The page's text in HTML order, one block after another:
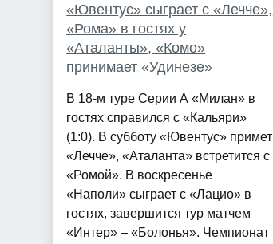
«Ювентус» сыграет с «Лечче»,
«Рома» в гостях у
«Аталанты», «Комо»
принимает «Удинезе»
В 18-м туре Серии А «Милан» в
гостях справился с «Кальяри»
(1:0). В субботу «Ювентус» примет
«Лечче», «Аталанта» встретится с
«Ромой». В воскресенье
«Наполи» сыграет с «Лацио» в
гостях, завершится тур матчем
«Интер» – «Болонья». Чемпионат